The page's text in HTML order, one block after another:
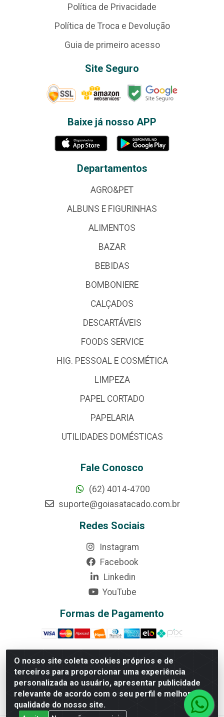
O nosso site coleta cookies próprios e de
terceiros para proporcionar uma experiência
personalizada ao usuário, apresentar publicidade
relevante de acordo com o seu perfil e melhorar a
qualidade do nosso site.
Política de Privacidade
Política de Troca e Devolução
Guia de primeiro acesso
Site Seguro
Baixe já nosso APP
Departamentos
AGRO&PET
ALBUNS E FIGURINHAS
ALIMENTOS
BAZAR
BEBIDAS
BOMBONIERE
CALÇADOS
DESCARTÁVEIS
FOODS SERVICE
HIG. PESSOAL E COSMÉTICA
LIMPEZA
PAPEL CORTADO
PAPELARIA
UTILIDADES DOMÉSTICAS
Fale Conosco
(62) 4014-4700
suporte@goiasatacado.com.br
Redes Sociais
Instagram
Facebook
Linkedin
YouTube
Formas de Pagamento
Rede Brasil - Avenida Universitária, nº 3860, Jardim das
Américas II Etapa - Anápolis/GO - CEP 75070-415 -
CNPJ 07.728.073/0002-24